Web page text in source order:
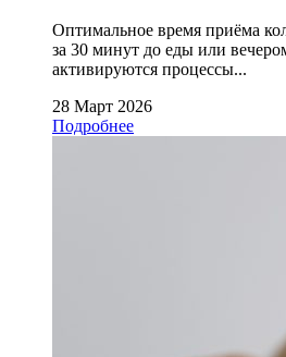
Оптимальное время приёма
за 30 минут до еды или
активируются процессы...
28 Март 2026
Подробнее